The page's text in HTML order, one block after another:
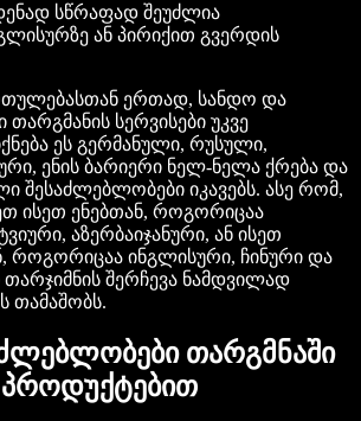
სწრაფად შეუძლია
ან პირიქით გვერდის
ერთად, სანდო და
სერვისები უკვე
ეს გერმანული, რუსული,
ენის ბარიერი ნელ-ნელა ქრება და
შესაძლებლობები იკავებს. ასე რომ,
ისეთ ენებთან, როგორიცაა
აზერბაიჯანური, ან ისეთ
როგორიცაა ინგლისური, ჩინური და
შერჩევა ნამდვილად
თამაშობს.
თარგმნაში
პროდუქტებით